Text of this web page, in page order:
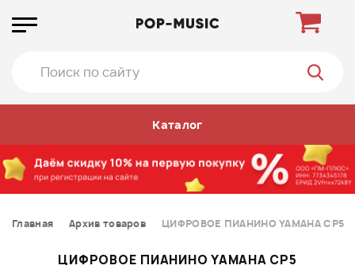
Каталог
Главная Архив товаров ЦИФРОВОЕ ПИАНИНО YAMAHA CP5
ЦИФРОВОЕ ПИАНИНО YAMAHA CP5